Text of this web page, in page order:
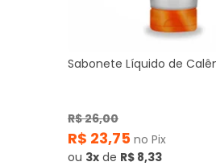
Sabonete Líquido de
R$ 26,00
R$ 23,75 no Pix
ou 3x de R$ 8,33